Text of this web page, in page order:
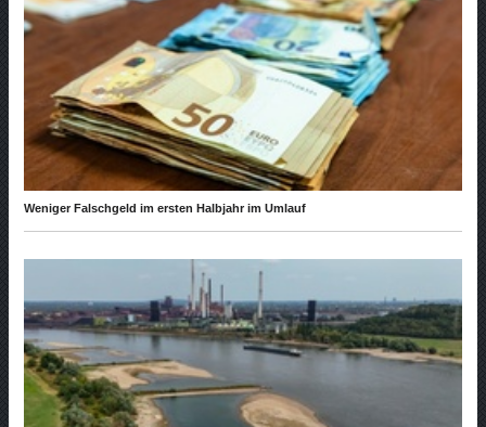
Weniger Falschgeld im ersten Halbjahr im Umlauf